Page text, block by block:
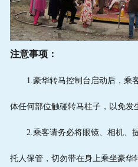
注意事项：
1.豪华转马控制台启动后，乘
体任何部位触碰转马柱子，以免发
2.乘客请务必将眼镜、相机、
托人保管，切勿带在身上乘坐豪华